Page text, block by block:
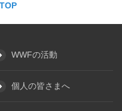
WWFの活動
個人の皆さまへ